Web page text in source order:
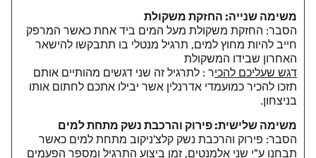
משימה שנייה: החזקת משקולת
הסבר: החזקת משקולת מעל המים ביד אחת כאשר המרפק
חייב להיות מחוץ למים, תרגיל מנטלי בו תתבקשו להישאר
האחרון שבידו המשקולת
דגש שעליכם להכיר : לתרגיל זה שני דגשים מהותיים אותם
תזכו להכיר כמועמדי אדרנלין אשר יבילו אתכם לחתום אותו
בניצחון.
משימה שלישית: פירוק והרכבת נשק מתחת למים
הסבר: פירוק והרכבת נשק קלצ'ניקוב מתחת למים כאשר
תבחנו ע"י שני אלמנטים, זמן ביצוע התרגיל ומספר הפעמים